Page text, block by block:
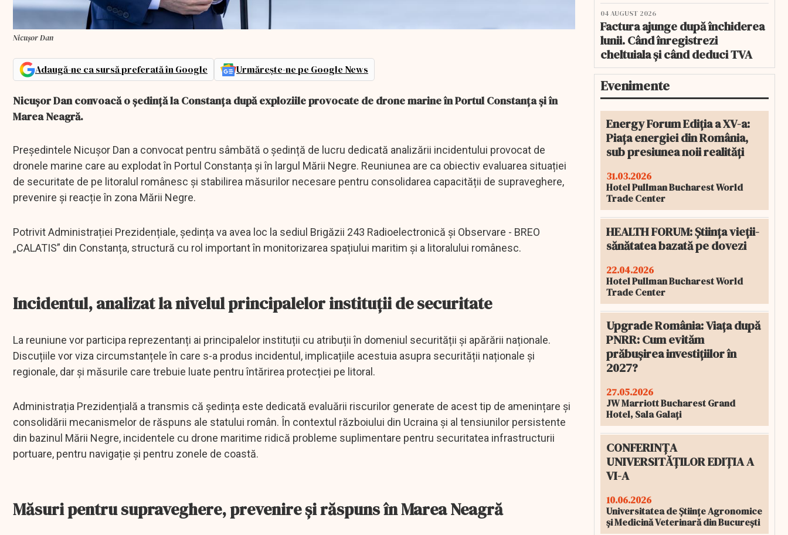
Nicușor Dan
Adaugă-ne ca sursă preferată în Google Urmărește-ne pe Google News
Nicușor Dan convoacă o ședință la Constanța după exploziile provocate de drone marine în Portul Constanța și în
Marea Neagră.
Președintele Nicușor Dan a convocat pentru sâmbătă o ședință de lucru dedicată analizării incidentului provocat de
dronele marine care au explodat în Portul Constanța și în largul Mării Negre. Reuniunea are ca obiectiv evaluarea situației
de securitate de pe litoralul românesc și stabilirea măsurilor necesare pentru consolidarea capacității de supraveghere,
prevenire și reacție în zona Mării Negre.
Potrivit Administrației Prezidențiale, ședința va avea loc la sediul Brigăzii 243 Radioelectronică și Observare - BREO
„CALATIS” din Constanța, structură cu rol important în monitorizarea spațiului maritim și a litoralului românesc.
Incidentul, analizat la nivelul principalelor instituții de securitate
La reuniune vor participa reprezentanți ai principalelor instituții cu atribuții în domeniul securității și apărării naționale.
Discuțiile vor viza circumstanțele în care s-a produs incidentul, implicațiile acestuia asupra securității naționale și
regionale, dar și măsurile care trebuie luate pentru întărirea protecției pe litoral.
Administrația Prezidențială a transmis că ședința este dedicată evaluării riscurilor generate de acest tip de amenințare și
consolidării mecanismelor de răspuns ale statului român. În contextul războiului din Ucraina și al tensiunilor persistente
din bazinul Mării Negre, incidentele cu drone maritime ridică probleme suplimentare pentru securitatea infrastructurii
portuare, pentru navigație și pentru zonele de coastă.
Măsuri pentru supraveghere, prevenire și răspuns în Marea Neagră
04 AUGUST 2026
Factura ajunge după închiderea
lunii. Când înregistrezi
cheltuiala și când deduci TVA
Evenimente
Energy Forum Ediția a XV-a:
Piața energiei din România,
sub presiunea noii realități
31.03.2026
Hotel Pullman Bucharest World
Trade Center
HEALTH FORUM: Știința vieții-
sănătatea bazată pe dovezi
22.04.2026
Hotel Pullman Bucharest World
Trade Center
Upgrade România: Viața după
PNRR: Cum evităm
prăbușirea investițiilor în
2027?
27.05.2026
JW Marriott Bucharest Grand
Hotel, Sala Galați
CONFERINȚA
UNIVERSITĂȚILOR EDIȚIA A
VI-A
10.06.2026
Universitatea de Științe Agronomice
și Medicină Veterinară din București